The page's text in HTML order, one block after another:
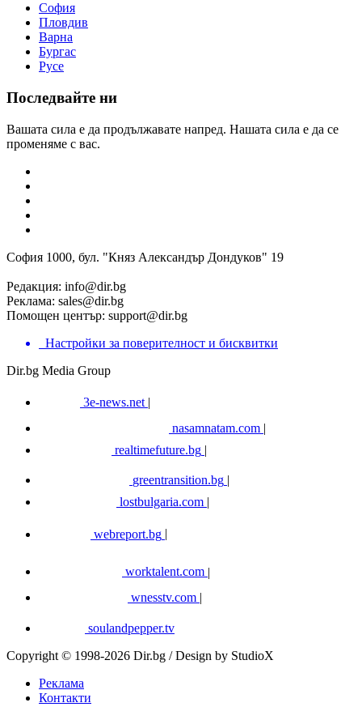
София
Пловдив
Варна
Бургас
Русе
Последвайте ни
Вашата сила е да продължавате напред. Нашата сила е да се
променяме с вас.
София 1000, бул. "Княз Александър Дондуков" 19
Редакция: info@dir.bg
Реклама: sales@dir.bg
Помощен център: support@dir.bg
Настройки за поверителност и бисквитки
Dir.bg Media Group
3e-news.net |
nasamnatam.com |
realtimefuture.bg |
greentransition.bg |
lostbulgaria.com |
webreport.bg
worktalent.com |
wnesstv.com |
soulandpepper.tv
Copyright © 1998-2026 Dir.bg / Design by StudioX
Реклама
Контакти